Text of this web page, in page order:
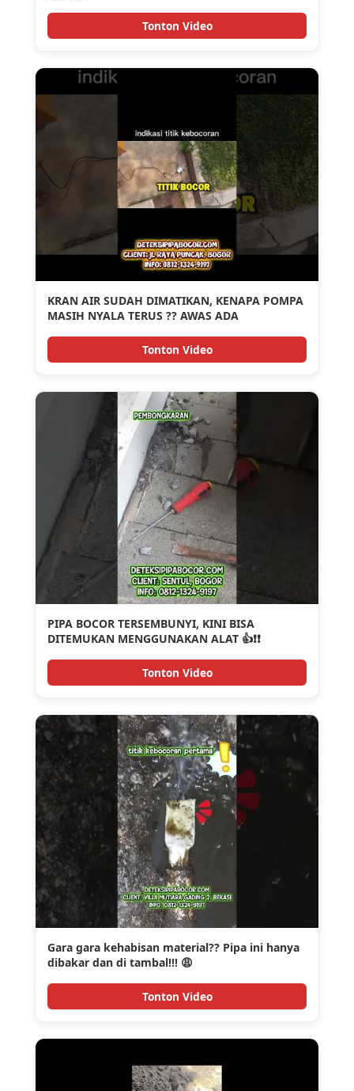
Tonton Video
KRAN AIR SUDAH DIMATIKAN, KENAPA POMPA
MASIH NYALA TERUS ?? AWAS ADA
Tonton Video
PIPA BOCOR TERSEMBUNYI, KINI BISA
DITEMUKAN MENGGUNAKAN ALAT 👍❗❗
Tonton Video
Gara gara kehabisan material?? Pipa ini hanya
dibakar dan di tambal!!! 😩
Tonton Video